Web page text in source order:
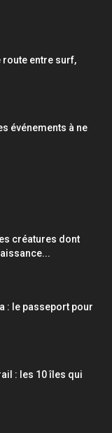
route entre surf,
événements à ne
créatures dont
: le passeport pour
: les 10 îles qui